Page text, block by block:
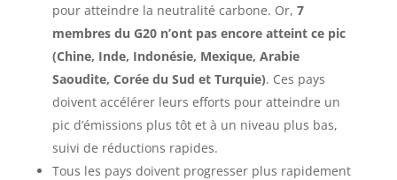
pour atteindre la neutralité carbone. Or, 7
membres du G20 n’ont pas encore atteint ce pic
(Chine, Inde, Indonésie, Mexique, Arabie
Saoudite, Corée du Sud et Turquie). Ces pays
doivent accélérer leurs efforts pour atteindre un
pic d’émissions plus tôt et à un niveau plus bas,
suivi de réductions rapides.
Tous les pays doivent progresser plus rapidement